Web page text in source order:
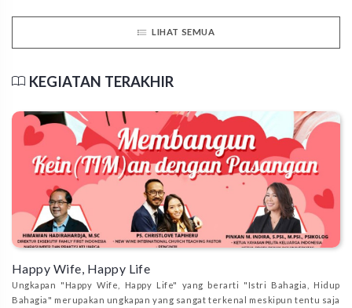
LIHAT SEMUA
KEGIATAN TERAKHIR
Happy Wife, Happy Life
Ungkapan "Happy Wife, Happy Life" yang berarti "Istri Bahagia, Hidup
Bahagia" merupakan ungkapan yang sangat terkenal meskipun tentu saja